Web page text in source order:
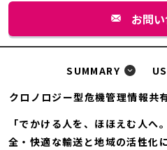
お問
SUMMARY
クロノロジー型危機管理情報共
「でかける人を、ほほえむ人へ
全・快適な輸送と地域の活性化